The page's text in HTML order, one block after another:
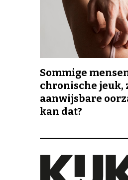
Sommige
chronische jeuk,
aanwijsbare
kan dat?